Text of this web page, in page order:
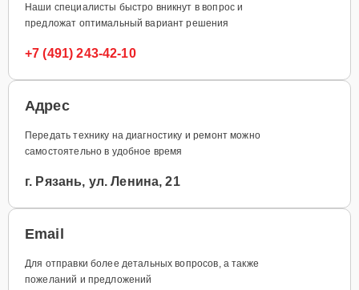
Наши специалисты быстро вникнут в вопрос и
предложат оптимальный вариант решения
+7 (491) 243-42-10
Адрес
Передать технику на диагностику и ремонт можно
самостоятельно в удобное время
г. Рязань, ул. Ленина, 21
Email
Для отправки более детальных вопросов, а также
пожеланий и предложений